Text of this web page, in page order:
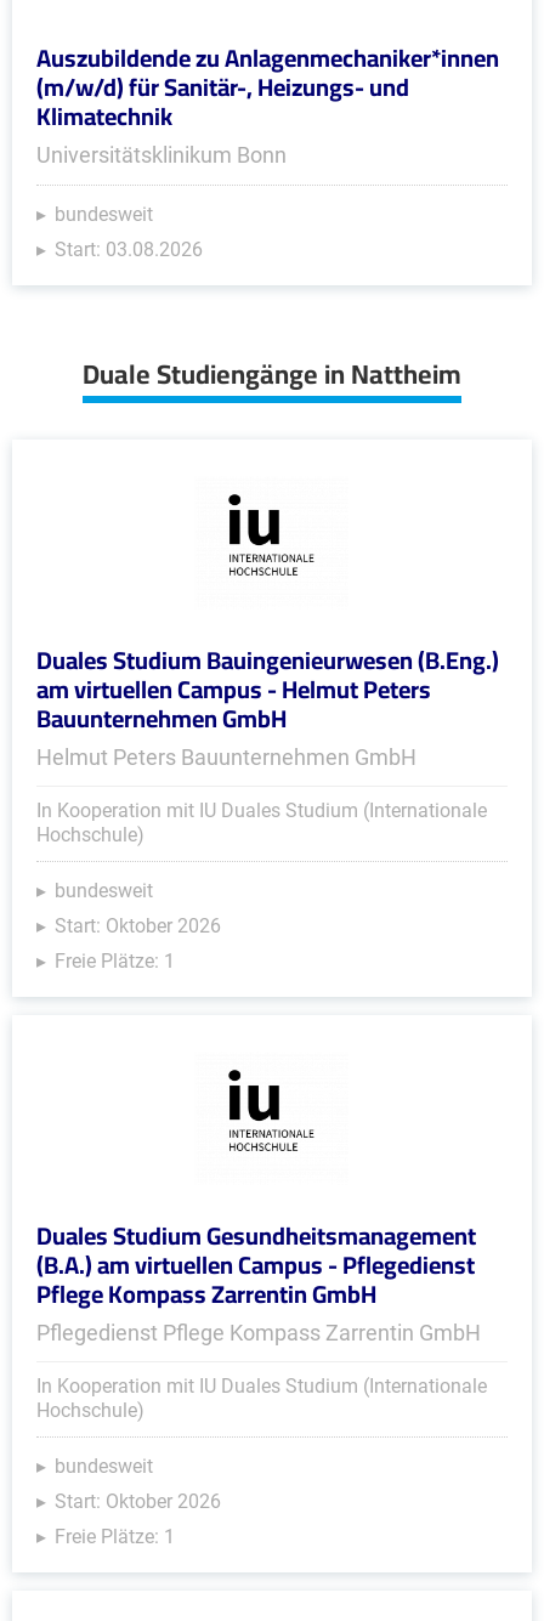
Auszubildende zu Anlagenmechaniker*innen
(m/w/d) für Sanitär-, Heizungs- und
Klimatechnik
Universitätsklinikum Bonn
bundesweit
Start: 03.08.2026
Duale Studiengänge in Nattheim
Duales Studium Bauingenieurwesen (B.Eng.)
am virtuellen Campus - Helmut Peters
Bauunternehmen GmbH
Helmut Peters Bauunternehmen GmbH
In Kooperation mit IU Duales Studium (Internationale
Hochschule)
bundesweit
Start: Oktober 2026
Freie Plätze: 1
Duales Studium Gesundheitsmanagement
(B.A.) am virtuellen Campus - Pflegedienst
Pflege Kompass Zarrentin GmbH
Pflegedienst Pflege Kompass Zarrentin GmbH
In Kooperation mit IU Duales Studium (Internationale
Hochschule)
bundesweit
Start: Oktober 2026
Freie Plätze: 1